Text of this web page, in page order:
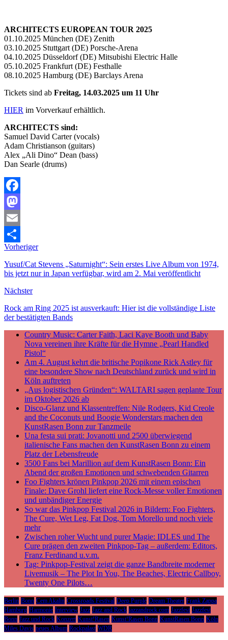
ARCHITECTS EUROPEAN TOUR 2025
01.10.2025 München (DE) Zenith
03.10.2025 Stuttgart (DE) Porsche-Arena
04.10.2025 Düsseldorf (DE) Mitsubishi Electric Halle
05.10.2025 Frankfurt (DE) Festhalle
08.10.2025 Hamburg (DE) Barclays Arena
Tickets sind ab Freitag, 14.03.2025 um 11 Uhr
HIER im Vorverkauf erhältlich.
ARCHITECTS sind:
Samuel David Carter (vocals)
Adam Christianson (guitars)
Alex „Ali Dino“ Dean (bass)
Dan Searle (drums)
Facebook
Mastodon
Email
Teilen
Vorheriger
Yusuf/Cat Stevens „Saturnight“: Sein erstes Live Album von 1974,
bis jetzt nur in Japan verfügbar, wird am 2. Mai veröffentlicht
Nächster
Rock am Ring 2025 ist ausverkauft: Hier ist die vollständige Liste
der bestätigten Bands
Country Music: Carter Faith, Laci Kaye Booth und Baby
Nova vereinen ihre Kräfte für die Hymne „Pearl Handled
Pistol“
Am 4. August kehrt die britische Popikone Rick Astley für
eine besondere Show nach Deutschland zurück und wird in
Köln auftreten
„Aus logistischen Gründen“: WALTARI sagen geplante Tour
im Oktober 2026 ab
Disco-Glanz und Klassentreffen: Nile Rodgers, Kid Creole
and the Coconuts und Boogie Wonderstars machen den
KunstRasen Bonn zur Tanzmeile
Una festa sui prati: Jovanotti und 2500 überwiegend
italienische Fans machen den KunstRasen Bonn zu einem
Platz der Lebensfreude
3500 Fans bei Marillion auf dem KunstRasen Bonn: Ein
Abend der großen Emotionen und schwebenden Gitarren
Foo Fighters krönen Pinkpop 2026 mit einem epischen
Finale: Dave Grohl liefert eine Rock-Messe voller Emotionen
und unbändiger Energie
So war das Pinkpop Festival 2026 in Bildern: Foo Fighters,
The Cure, Wet Leg, Fat Dog, Tom Morello und noch viele
mehr
Zwischen roher Wucht und purer Magie: IDLES und The
Cure prägen den zweiten Pinkpop-Tag – außerdem: Editors,
Franz Ferdinand u.v.m.
Tag: Pinkpop-Festival zeigt die ganze Bandbreite moderner
Livemusik – The Plot In You, The Beaches, Electric Callboy,
Twenty One Pilots…
Berlin Bonn Cem Akalin Crossroads Festival Deep Purple Dream Theater Frank Zappa
Hamburg Harmonie Interview Jazz Jazz and Rock jazzandrock.com Jazzfest Jazzfest
Bonn Jazz und Rock Konzert Kunst!Rasen Kunst!Rasen Bonn KunstRasen Bonn Köln
Miles Davis neues Album Rockpalast WDR